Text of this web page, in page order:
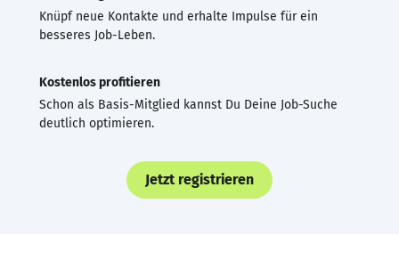
Knüpf neue Kontakte und erhalte Impulse für ein
besseres Job-Leben.
Kostenlos profitieren
Schon als Basis-Mitglied kannst Du Deine Job-Suche
deutlich optimieren.
Jetzt registrieren